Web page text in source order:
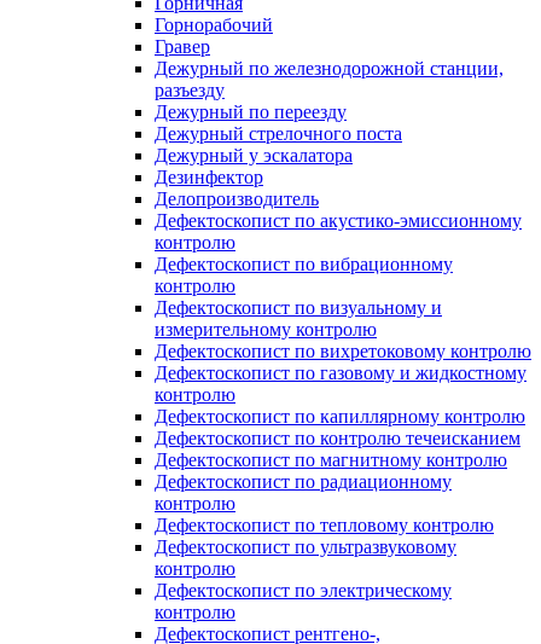
Горнорабочий
Гравер
Дежурный по железнодорожной станции,
разъезду
Дежурный по переезду
Дежурный стрелочного поста
Дежурный у эскалатора
Дезинфектор
Делопроизводитель
Дефектоскопист по акустико-эмиссионному
контролю
Дефектоскопист по вибрационному
контролю
Дефектоскопист по визуальному и
измерительному контролю
Дефектоскопист по вихретоковому контролю
Дефектоскопист по газовому и жидкостному
контролю
Дефектоскопист по капиллярному контролю
Дефектоскопист по контролю течеисканием
Дефектоскопист по магнитному контролю
Дефектоскопист по радиационному
контролю
Дефектоскопист по тепловому контролю
Дефектоскопист по ультразвуковому
контролю
Дефектоскопист по электрическому
контролю
Дефектоскопист рентгено-,